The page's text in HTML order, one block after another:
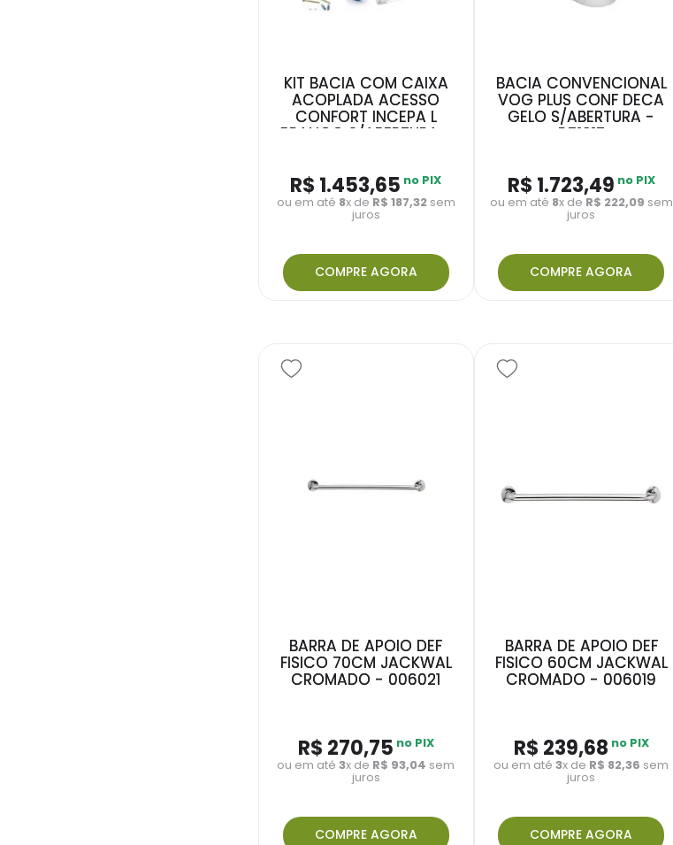
KIT BACIA COM CAIXA
ACOPLADA ACESSO
CONFORT INCEPA L
BRANCO S/ABERTURA -
R$ 1.453,65 no PIX
ou em até 8x de R$ 187,32sem
juros
COMPRE AGORA
BACIA CONVENCIONAL
VOG PLUS CONF DECA
GELO S/ABERTURA -
P51017
R$ 1.723,49 no PIX
ou em até 8x de R$ 222,09 sem
juros
COMPRE AGORA
BARRA DE APOIO DEF
FISICO 70CM JACKWAL
CROMADO - 006021
R$ 270,75 no PIX
ou em até3x de R$ 93,04 sem
juros
COMPRE AGORA
BARRA DE APOIO DEF
FISICO 60CM JACKWAL
CROMADO - 006019
R$ 239,68 no PIX
ou em até3x de R$ 82,36 sem
juros
COMPRE AGORA